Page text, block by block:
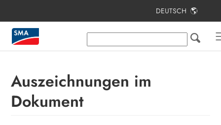
DEUTSCH
Auszeichnungen im
Dokument
Inhaltsverzeichnis
Hinweise zu diesem Dokument
Produktübersicht
Erste Schritte